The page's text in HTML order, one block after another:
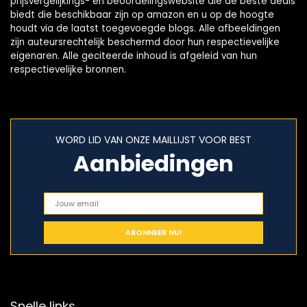
biedt die beschikbaar zijn op amazon en u op de hoogte
houdt via de laatst toegevoegde blogs. Alle afbeeldingen
zijn auteursrechtelijk beschermd door hun respectievelijke
eigenaren. Alle geciteerde inhoud is afgeleid van hun
respectievelijke bronnen.
WORD LID VAN ONZE MAILLIJST VOOR BEST
Aanbiedingen